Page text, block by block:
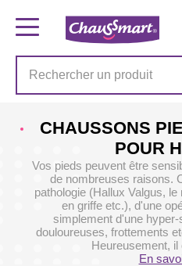
CHAUSSONS
POUR
Vos pieds peuvent être
de nombreuses raisons.
pathologie (Hallux Valgus,
en griffe etc.), d'une
simplement d'une
douloureuses, frottements
Heureusement,
En